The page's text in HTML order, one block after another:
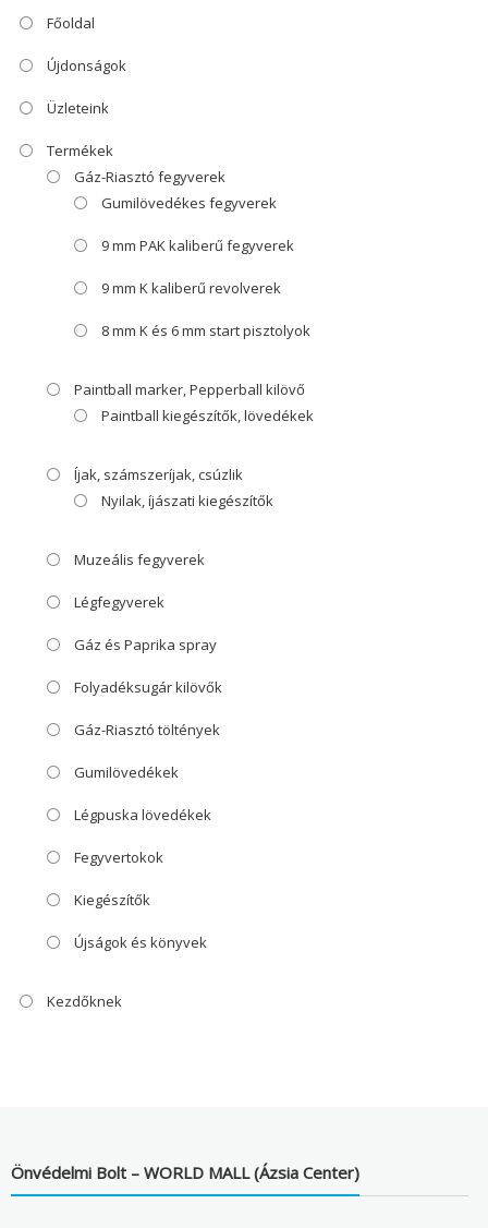
Főoldal
Újdonságok
Üzleteink
Termékek
Gáz-Riasztó fegyverek
Gumilövedékes fegyverek
9 mm PAK kaliberű fegyverek
9 mm K kaliberű revolverek
8 mm K és 6 mm start pisztolyok
Paintball marker, Pepperball kilövő
Paintball kiegészítők, lövedékek
Íjak, számszeríjak, csúzlik
Nyilak, íjászati kiegészítők
Muzeális fegyverek
Légfegyverek
Gáz és Paprika spray
Folyadéksugár kilövők
Gáz-Riasztó töltények
Gumilövedékek
Légpuska lövedékek
Fegyvertokok
Kiegészítők
Újságok és könyvek
Kezdőknek
Önvédelmi Bolt – WORLD MALL (Ázsia Center)